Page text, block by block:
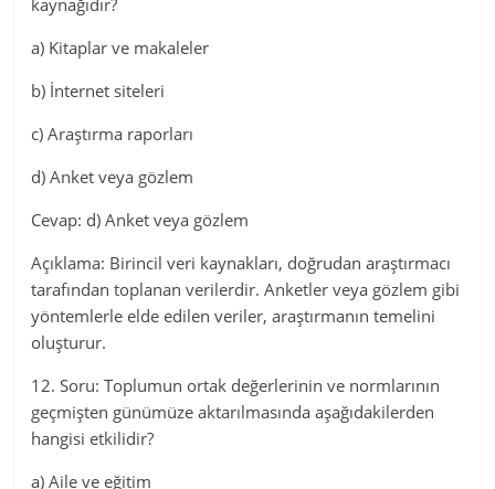
kaynağıdır?
a) Kitaplar ve makaleler
b) İnternet siteleri
c) Araştırma raporları
d) Anket veya gözlem
Cevap: d) Anket veya gözlem
Açıklama: Birincil veri kaynakları, doğrudan araştırmacı
tarafından toplanan verilerdir. Anketler veya gözlem gibi
yöntemlerle elde edilen veriler, araştırmanın temelini
oluşturur.
12. Soru: Toplumun ortak değerlerinin ve normlarının
geçmişten günümüze aktarılmasında aşağıdakilerden
hangisi etkilidir?
a) Aile ve eğitim